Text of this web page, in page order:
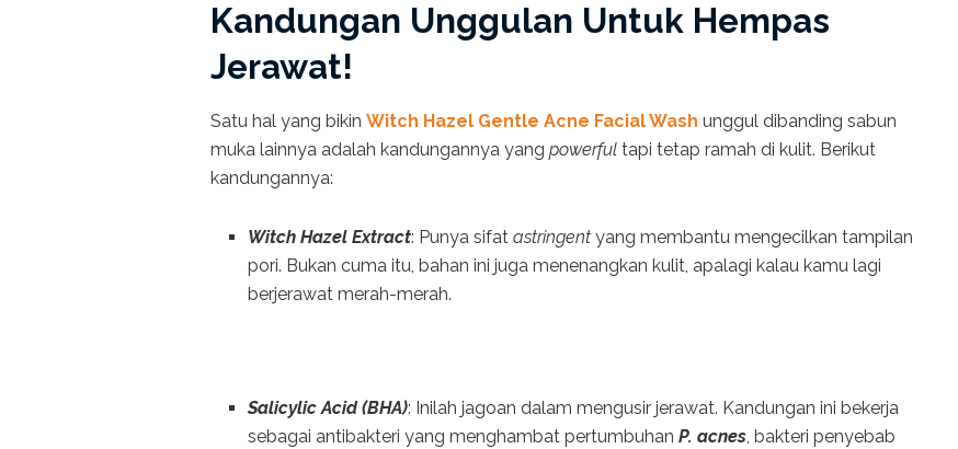
Kandungan Unggulan Untuk Hempas
Jerawat!
Satu hal yang bikin Witch Hazel Gentle Acne Facial Wash unggul dibanding sabun
muka lainnya adalah kandungannya yang powerful tapi tetap ramah di kulit. Berikut
kandungannya:
Witch Hazel Extract: Punya sifatastringent yang membantu mengecilkan tampilan
pori. Bukan cuma itu, bahan ini juga menenangkan kulit, apalagi kalau kamu lagi
berjerawat merah-merah.
Salicylic Acid (BHA): Inilah jagoan dalam mengusir jerawat. Kandungan ini bekerja
sebagai antibakteri yang menghambat pertumbuhanP. acnes, bakteri penyebab